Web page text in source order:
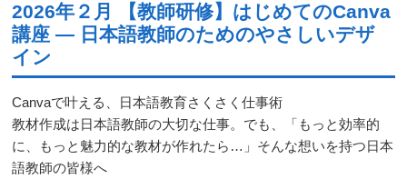
2026年２月 【教師研修】はじめてのCanva
講座 ― 日本語教師のためのやさしいデザ
イン
Canvaで叶える、日本語教育さくさく仕事術
教材作成は日本語教師の大切な仕事。でも、「もっと効率的
に、もっと魅力的な教材が作れたら…」そんな想いを持つ日本
語教師の皆様へ